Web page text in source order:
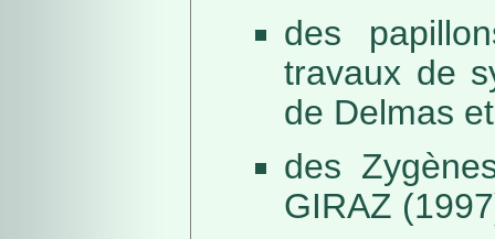
des
travaux de
de Delmas
des
GIRAZ